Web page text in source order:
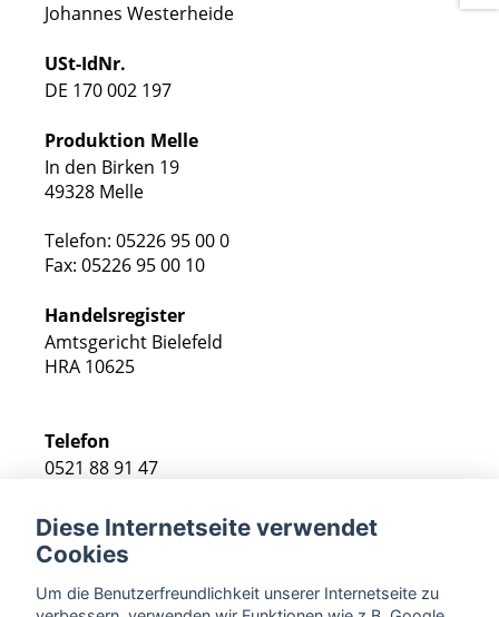
Johannes Westerheide
USt-IdNr.
DE 170 002 197
Produktion Melle
In den Birken 19
49328 Melle
Telefon: 05226 95 00 0
Fax: 05226 95 00 10
Handelsregister
Amtsgericht Bielefeld
HRA 10625
Telefon
0521 88 91 47
Fax
0521 89 38 47
E-Mail
Diese Internetseite verwendet
Cookies
Um die Benutzerfreundlichkeit unserer Internetseite zu